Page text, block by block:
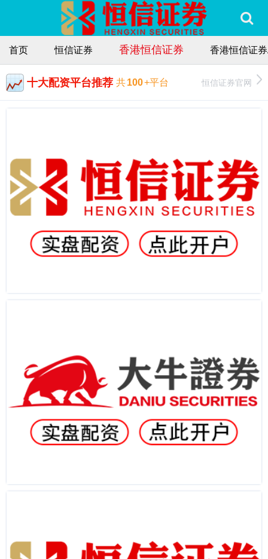
首页 恒信证券 香港恒信证券 香港恒信证
十大配资平台推荐 共100+平台 恒信证券官网